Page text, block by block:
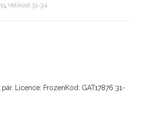
,Velikost 31-34
Licence: FrozenKód: GAT17876 31-